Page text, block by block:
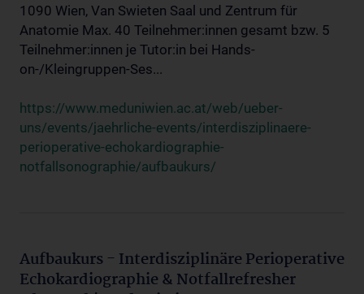
1090 Wien, Van Swieten Saal und Zentrum für
Anatomie Max. 40 Teilnehmer:innen gesamt bzw. 5
Teilnehmer:innen je Tutor:in bei Hands-
on-/Kleingruppen-Ses...
https://www.meduniwien.ac.at/web/ueber-
uns/events/jaehrliche-events/interdisziplinaere-
perioperative-echokardiographie-
notfallsonographie/aufbaukurs/
Aufbaukurs - Interdisziplinäre Perioperative
Echokardiographie & Notfallrefresher